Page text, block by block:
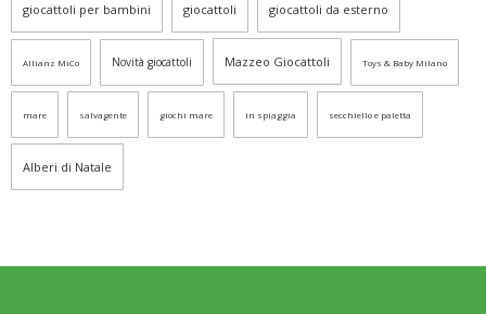
giocattoli per bambini giocattoli giocattoli da esterno
Allianz MiCo Novità giocattoli Mazzeo Giocattoli Toys & Baby Milano
mare salvagente giochi mare in spiaggia secchiello e paletta
Alberi di Natale